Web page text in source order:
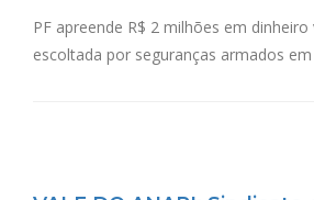
PF apreende R$ 2 milhões em
escoltada por seguranças armados em